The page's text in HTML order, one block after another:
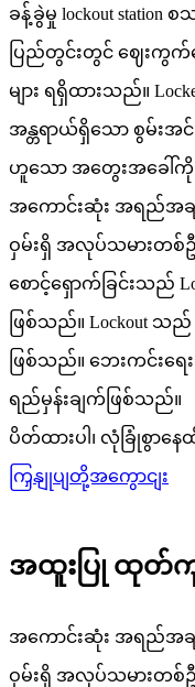
ခန့်ခွဲမှု lockout station
ပြည်တွင်းတွင် ဈေးကွက်
များ ရရှိထားသည်။
အန္တရာယ်ရှိသော စွမ်း
ဟူသော အတွေးအခေါ်ကို
အကောင်းဆုံး အရည်အခ
ဝှမ်းရှိ အလုပ်သမားတ
စောင့်ရှောက်ခြင်းသည်
ဖြစ်သည်။ Lockout
ဖြစ်သည်။ ဘေးကင်းရေ
ရည်မှန်းချက်ဖြစ်သည်။
ပိတ်ထားပါ၊ လုံခြုံစွာနေ
ကြှနျုပျတို့အကွောငျး
အထူးပြု ထုတ်ကုန်
အကောင်းဆုံး အရည်အခ
ဝှမ်းရှိ အလုပ်သမားတစ်